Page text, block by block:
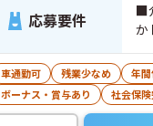
応募要件
■
か
車通勤可 残業少なめ 年
ボーナス・賞与あり
社会保